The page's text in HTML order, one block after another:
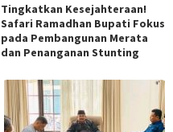
Tingkatkan Kesejahteraan!
Safari Ramadhan Bupati Fokus
pada Pembangunan Merata
dan Penanganan Stunting